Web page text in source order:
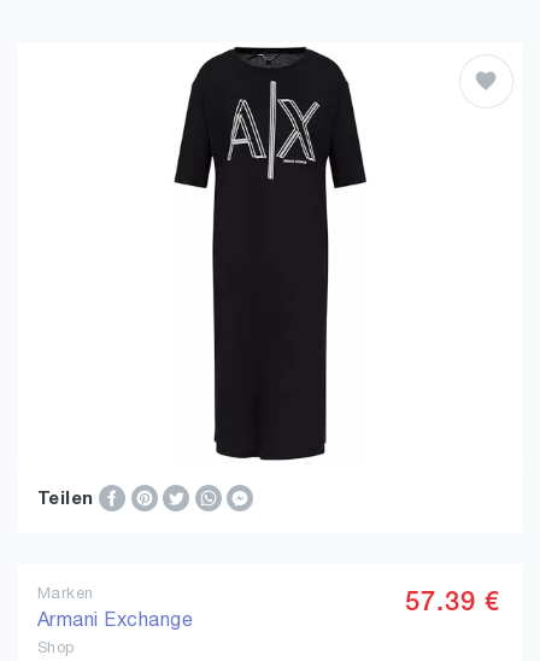
Teilen
Marken
Armani Exchange
Shop
57.39 €